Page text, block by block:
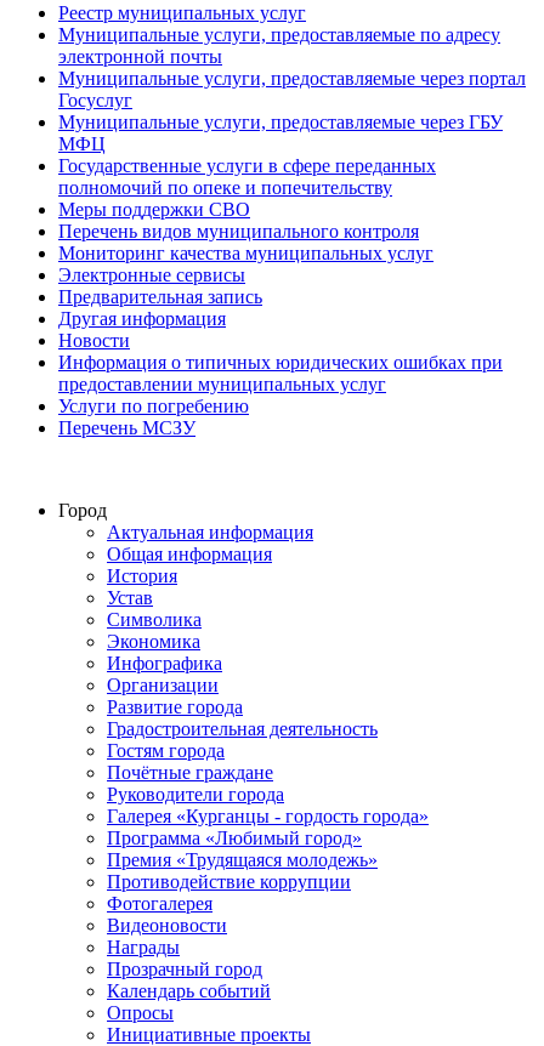
Реестр муниципальных услуг
Муниципальные услуги, предоставляемые по адресу
электронной почты
Муниципальные услуги, предоставляемые через портал
Госуслуг
Муниципальные услуги, предоставляемые через ГБУ
МФЦ
Государственные услуги в сфере переданных
полномочий по опеке и попечительству
Меры поддержки СВО
Перечень видов муниципального контроля
Мониторинг качества муниципальных услуг
Электронные сервисы
Предварительная запись
Другая информация
Новости
Информация о типичных юридических ошибках при
предоставлении муниципальных услуг
Услуги по погребению
Перечень МСЗУ
Город
Актуальная информация
Общая информация
История
Устав
Символика
Экономика
Инфографика
Организации
Развитие города
Градостроительная деятельность
Гостям города
Почётные граждане
Руководители города
Галерея «Курганцы - гордость города»
Программа «Любимый город»
Премия «Трудящаяся молодежь»
Противодействие коррупции
Фотогалерея
Видеоновости
Награды
Прозрачный город
Календарь событий
Опросы
Инициативные проекты